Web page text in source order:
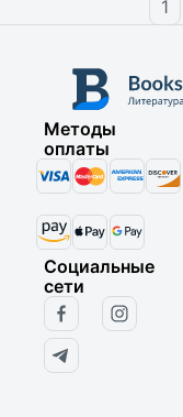
1
Методы
оплаты
Социальные
сети